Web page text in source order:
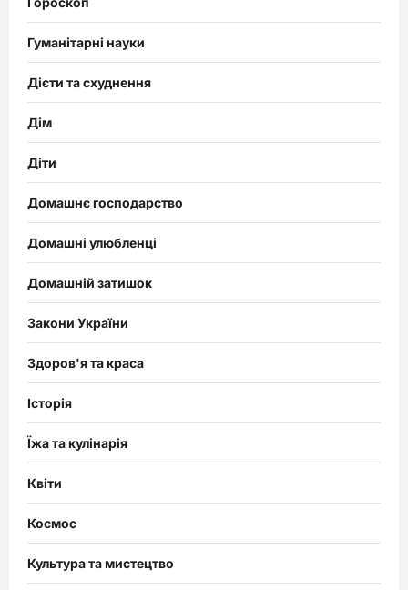
Гуманітарні науки
Дієти та схуднення
Дім
Діти
Домашнє господарство
Домашні улюбленці
Домашній затишок
Закони України
Здоров'я та краса
Історія
Їжа та кулінарія
Квіти
Космос
Культура та мистецтво